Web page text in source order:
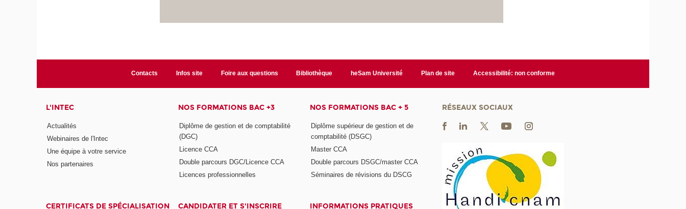
Contacts Infos site Foire aux questions Bibliothèque heSam Université Plan de site Accessibilité: non conforme
L'INTEC
Actualités
Webinaires de l'Intec
Une équipe à votre service
Nos partenaires
NOS FORMATIONS BAC +3
Diplôme de gestion et de comptabilité
(DGC)
Licence CCA
Double parcours DGC/Licence CCA
Licences professionnelles
NOS FORMATIONS BAC + 5
Diplôme supérieur de gestion et de
comptabilité (DSGC)
Master CCA
Double parcours DSGC/master CCA
Séminaires de révisions du DSCG
CERTIFICATS DE SPÉCIALISATION CANDIDATER ET S'INSCRIRE INFORMATIONS PRATIQUES
RÉSEAUX SOCIAUX